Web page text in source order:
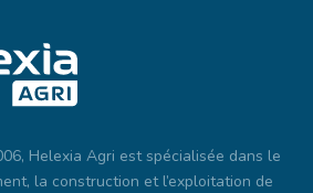
Helexia Agri est spécialisée dans le
la construction et l’exploitation de